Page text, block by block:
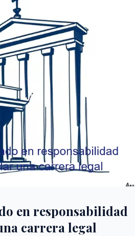
en responsabilidad
carrera legal